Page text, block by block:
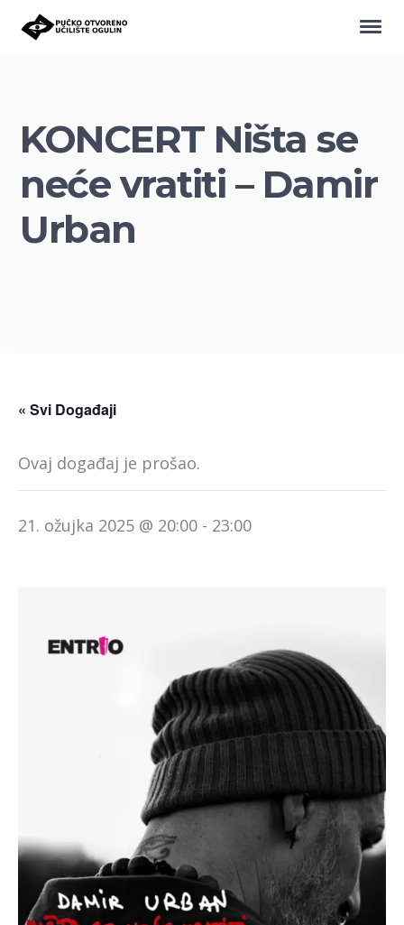
KONCERT Ništa se
neće vratiti – Damir
Urban
« Svi Događaji
Ovaj događaj je prošao.
21. ožujka 2025 @ 20:00 - 23:00